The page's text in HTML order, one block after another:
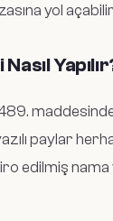
yol
paylar
edilmiş nama